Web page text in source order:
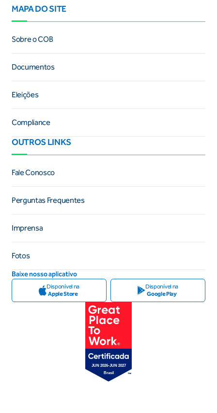
MAPA DO SITE
Sobre o COB
Documentos
Eleições
Compliance
OUTROS LINKS
Fale Conosco
Perguntas Frequentes
Imprensa
Fotos
Baixe nosso aplicativo
Disponível na
Apple Store
Disponível na
Google Play